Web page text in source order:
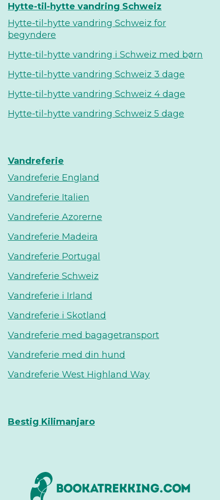
Hytte-til-hytte vandring Schweiz
Hytte-til-hytte vandring Schweiz for
begyndere
Hytte-til-hytte vandring i Schweiz med børn
Hytte-til-hytte vandring Schweiz 3 dage
Hytte-til-hytte vandring Schweiz 4 dage
Hytte-til-hytte vandring Schweiz 5 dage
Vandreferie
Vandreferie England
Vandreferie Italien
Vandreferie Azorerne
Vandreferie Madeira
Vandreferie Portugal
Vandreferie Schweiz
Vandreferie i Irland
Vandreferie i Skotland
Vandreferie med bagagetransport
Vandreferie med din hund
Vandreferie West Highland Way
Bestig Kilimanjaro